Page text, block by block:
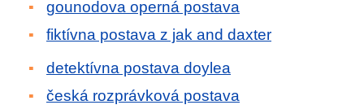
gounodova operná postava
fiktívna postava z jak and daxter
detektívna postava doylea
česká rozprávková postava